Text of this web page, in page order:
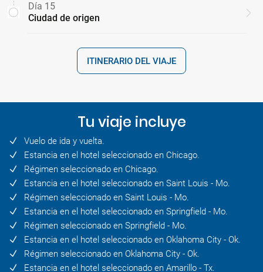
Día 15
Ciudad de origen
ITINERARIO DEL VIAJE
Tu viaje incluye
Vuelo de ida y vuelta.
Estancia en el hotel seleccionado en Chicago.
Régimen seleccionado en Chicago.
Estancia en el hotel seleccionado en Saint Louis - Mo.
Régimen seleccionado en Saint Louis - Mo.
Estancia en el hotel seleccionado en Springfield - Mo.
Régimen seleccionado en Springfield - Mo.
Estancia en el hotel seleccionado en Oklahoma City - Ok.
Régimen seleccionado en Oklahoma City - Ok.
Estancia en el hotel seleccionado en Amarillo - Tx.